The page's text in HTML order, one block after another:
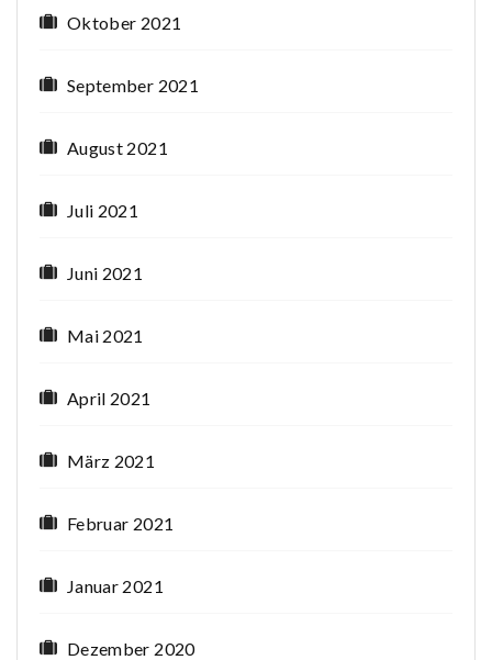
Oktober 2021
September 2021
August 2021
Juli 2021
Juni 2021
Mai 2021
April 2021
März 2021
Februar 2021
Januar 2021
Dezember 2020